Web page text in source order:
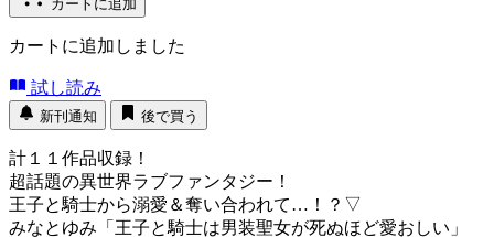
カートに追加
カートに追加しました
試し読み
新刊通知 後で買う
計１１作品収録！
超話題の異世界ラブファンタジー！
王子と騎士から溺愛＆奪い合われて…！？▽
みなとゆみ「王子と騎士は男装聖女が死ぬほど愛おしい」